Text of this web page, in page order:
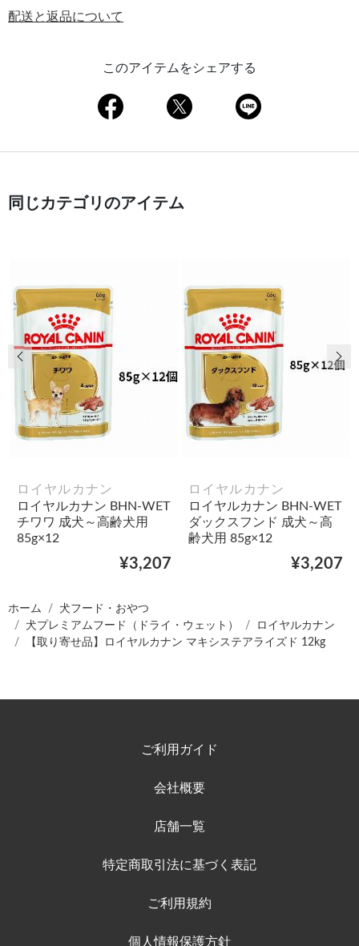
配送と返品について
このアイテムをシェアする
同じカテゴリのアイテム
ロイヤルカナン
ロイヤルカナン BHN-WET
チワワ 成犬～高齢犬用
85g×12
¥3,207
ロイヤルカナン
ロイヤルカナン BHN-WET
ダックスフンド 成犬～高
齢犬用 85g×12
¥3,207
前の画像 次
ホーム
犬フード・おやつ
犬プレミアムフード（ドライ・ウェット）
ロイヤルカナン
【取り寄せ品】ロイヤルカナン マキシステアライズド 12kg
ご利用ガイド
会社概要
店舗一覧
特定商取引法に基づく表記
ご利用規約
個人情報保護方針